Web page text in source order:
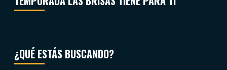
¿QUÉ ESTÁS BUSCANDO?